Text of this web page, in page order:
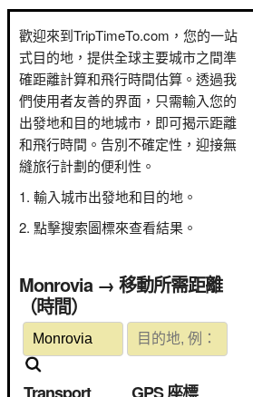
歡迎來到TripTimeTo.com，您的一站
式目的地，提供全球主要城市之間準
確距離計算和飛行時間估算。透過我
們使用者友善的界面，只需輸入您的
出發地和目的地城市，即可揭示距離
和飛行時間。告別不確定性，迎接無
縫旅行計劃的便利性。
輸入城市出發地和目的地。
點擊搜索圖標來查看結果。
Monrovia → 移動所需距離
（時間）